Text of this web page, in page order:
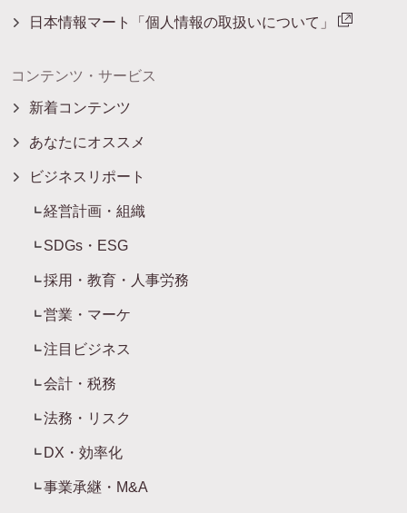
日本情報マート「個人情報の取扱いについて」
コンテンツ・サービス
新着コンテンツ
あなたにオススメ
ビジネスリポート
経営計画・組織
SDGs・ESG
採用・教育・人事労務
営業・マーケ
注目ビジネス
会計・税務
法務・リスク
DX・効率化
事業承継・M&A